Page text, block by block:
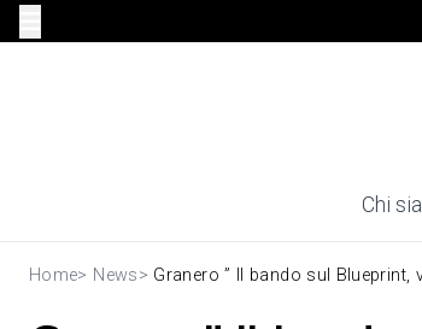
Chi
Home> News> Granero ” Il bando sul Blueprint,